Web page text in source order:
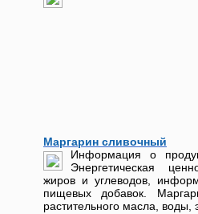
Маргарин сливочный
Информация о
Энергетическая
жиров и углеводов,
пищевых добавок.
растительного масла, воды,